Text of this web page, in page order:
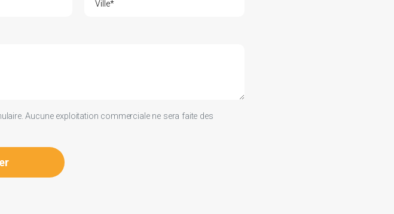
Aucune exploitation commerciale ne sera faite des